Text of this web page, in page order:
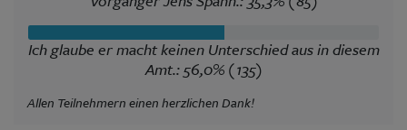
Ich glaube er macht keinen Unterschied aus in diesem
Amt.: 56,0% (135)
Allen Teilnehmern einen herzlichen Dank!